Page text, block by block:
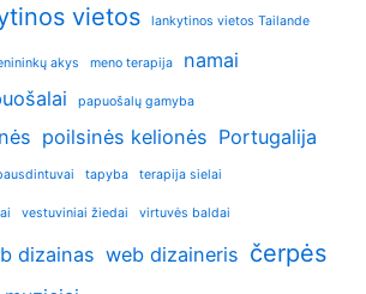
vietos lankytinos vietos Tailande
akys meno terapija
namai
papuošalų gamyba
poilsinės kelionės Portugalija
tapyba terapija sielai
vestuviniai žiedai virtuvės baldai
dizainas web dizaineris čerpės